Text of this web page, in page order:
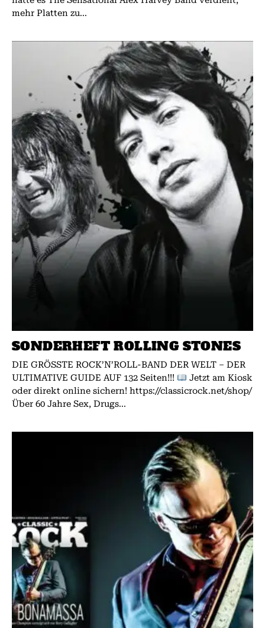
mehr Platten zu...
SONDERHEFT ROLLING STONES
DIE GRÖSSTE ROCK’N’ROLL-BAND DER WELT – DER
ULTIMATIVE GUIDE AUF 132 Seiten!!!
Jetzt am Kiosk
oder direkt online sichern! https://classicrock.net/shop/
Über 60 Jahre Sex, Drugs...